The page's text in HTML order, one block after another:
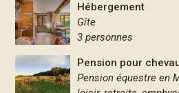
Hébergement
Gîte
3 personnes
Pension pour
Pension équestre en